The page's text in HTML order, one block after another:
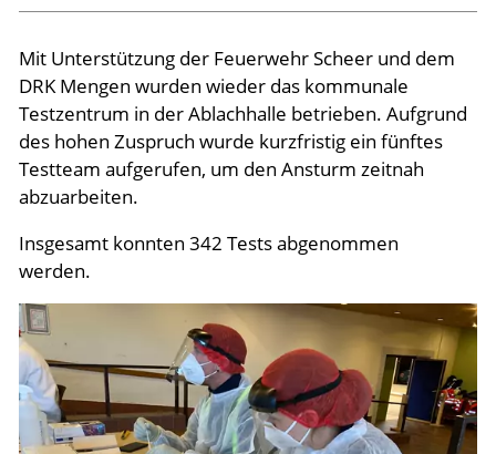
Mit Unterstützung der Feuerwehr Scheer und dem
DRK Mengen wurden wieder das kommunale
Testzentrum in der Ablachhalle betrieben. Aufgrund
des hohen Zuspruch wurde kurzfristig ein fünftes
Testteam aufgerufen, um den Ansturm zeitnah
abzuarbeiten.
Insgesamt konnten 342 Tests abgenommen
werden.